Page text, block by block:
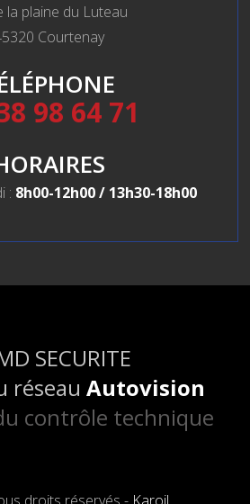
la plaine du Luteau
Courtenay
98 64 71
: 8h00-12h00 / 13h30-18h00
SECURITE
réseau Autovision
contrôle technique